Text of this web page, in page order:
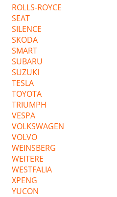
ROLLS-ROYCE
SEAT
SILENCE
SKODA
SMART
SUBARU
SUZUKI
TESLA
TOYOTA
TRIUMPH
VESPA
VOLKSWAGEN
VOLVO
WEINSBERG
WEITERE
WESTFALIA
XPENG
YUCON